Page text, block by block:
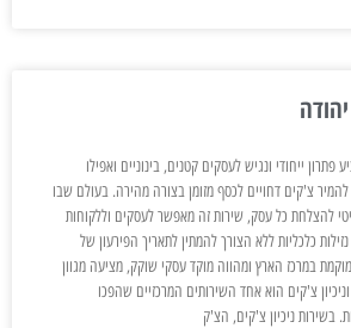
פתרון ייחודי ונגיש לעסקים קטנים, בינוניים ואפילו
צ'קים דחויים לכסף מזומן בצורה מהירה. בעולם שבו
להצלחת כל עסק, שירות זה מאפשר לעסקים וללקוחות
כלכליות ללא הצורך להמתין לתאריך הפירעון של
במרכז הארץ ומהווה מוקד עסקי שוקק, מציעה מגוון
צ'קים הוא אחד השירותים המרכזיים שהפכו
בשירות ניכיון צ'קים, הצ'ק